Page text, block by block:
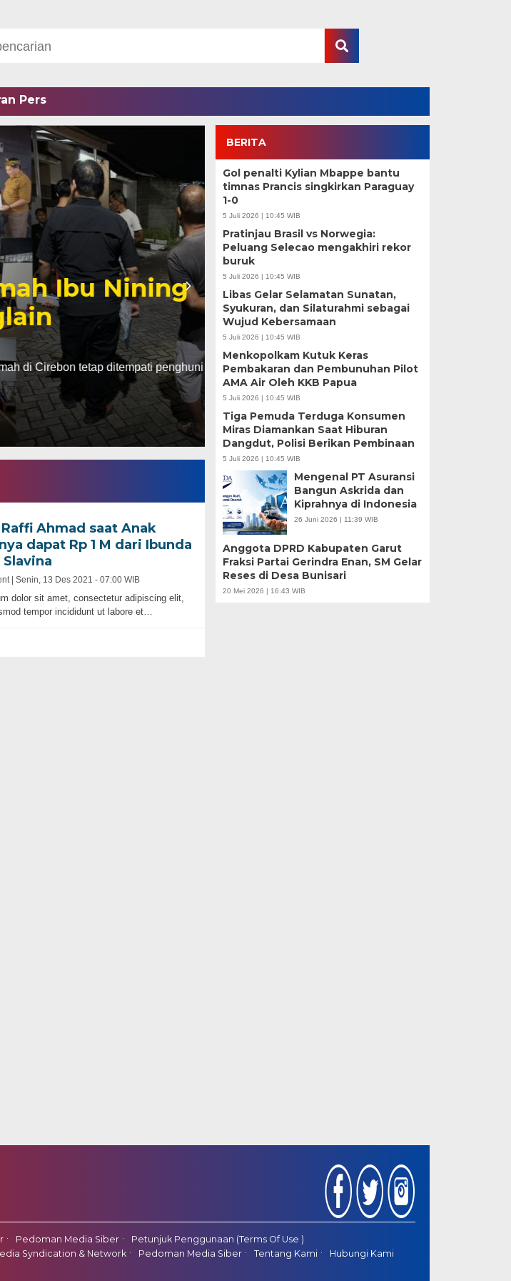
Pers
Ibu Nining
tetap ditempati penghuni
Aninggelldivita
Wartawan Madya di
Regenerasi Pers
Aninggelldivita menjadi peserta termuda yang lulus
dalam UKW PWI Jawa Barat Angkatan 77-79 di
Raffi Ahmad saat Anak
dapat Rp 1 M dari Ibunda
| Senin, 13 Des 2021 - 07:00 WIB
dolor sit amet, consectetur adipiscing elit,
tempor incididunt ut labore et…
BERITA
Gol penalti Kylian Mbappe bantu
timnas Prancis singkirkan Paraguay
1-0
5 Juli 2026 | 10:45 WIB
Pratinjau Brasil vs Norwegia:
Peluang Selecao mengakhiri rekor
buruk
5 Juli 2026 | 10:45 WIB
Libas Gelar Selamatan Sunatan,
Syukuran, dan Silaturahmi sebagai
Wujud Kebersamaan
5 Juli 2026 | 10:45 WIB
Menkopolkam Kutuk Keras
Pembakaran dan Pembunuhan Pilot
AMA Air Oleh KKB Papua
5 Juli 2026 | 10:45 WIB
Tiga Pemuda Terduga Konsumen
Miras Diamankan Saat Hiburan
Dangdut, Polisi Berikan Pembinaan
5 Juli 2026 | 10:45 WIB
Mengenal PT Asuransi
Bangun Askrida dan
Kiprahnya di Indonesia
26 Juni 2026 | 11:39 WIB
Anggota DPRD Kabupaten Garut
Fraksi Partai Gerindra Enan, SM Gelar
Reses di Desa Bunisari
20 Mei 2026 | 16:43 WIB
Pedoman Media Siber
Petunjuk Penggunaan (Terms Of Use )
Syndication & Network Pedoman Media Siber Tentang Kami
Hubungi Kami